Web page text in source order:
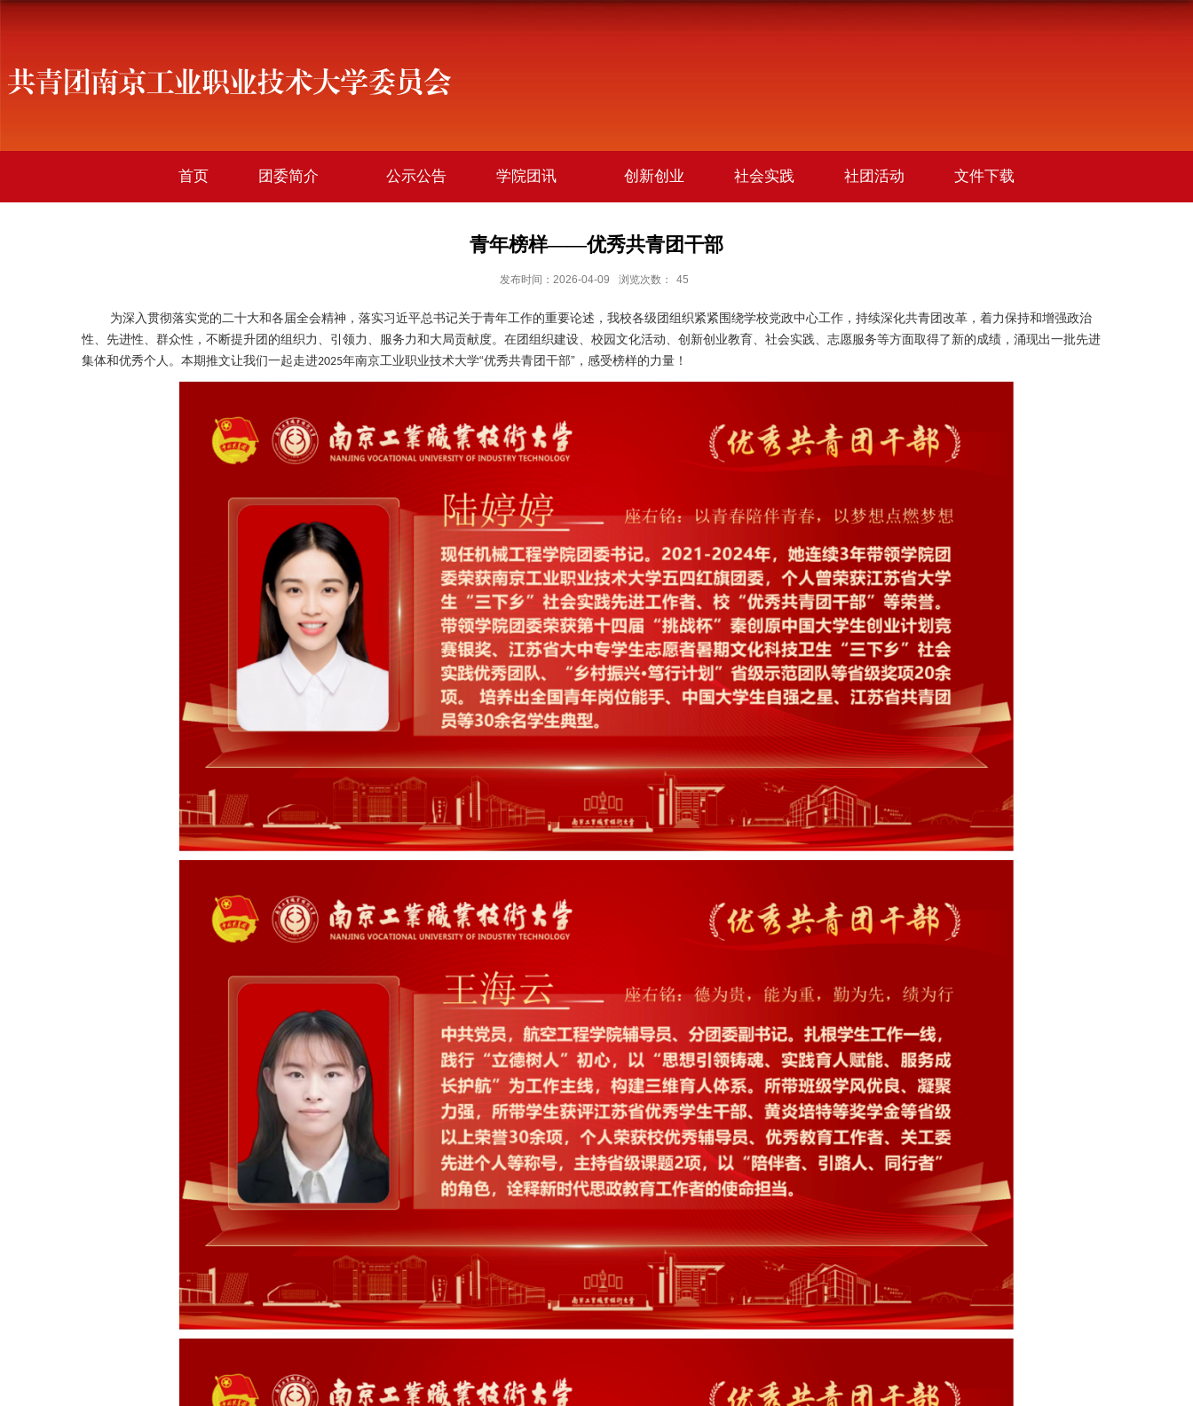
首页 团委简介 公示公告 学院团讯 创新创业 社会实践 社团活动 文件下载
青年榜样——优秀共青团干部
发布时间：2026-04-09 浏览次数： 45
为深入贯彻落实党的二十大和各届全会精神，落实习近平总书记关于青年工作的重要论述，我校各级团组织紧紧围绕学校党政中心工作，持续深化共青团改革，着力保持和增强政治
性、先进性、群众性，不断提升团的组织力、引领力、服务力和大局贡献度。在团组织建设、校园文化活动、创新创业教育、社会实践、志愿服务等方面取得了新的成绩，涌现出一批先进
集体和优秀个人。本期推文让我们一起走进2025年南京工业职业技术大学“优秀共青团干部”，感受榜样的力量！